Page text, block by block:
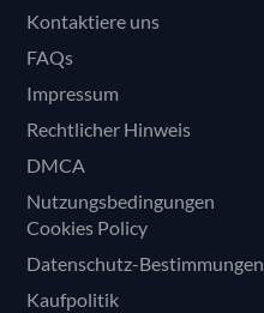
Kontaktiere uns
FAQs
Impressum
Rechtlicher Hinweis
DMCA
Nutzungsbedingungen
Cookies Policy
Datenschutz-Bestimmungen
Kaufpolitik